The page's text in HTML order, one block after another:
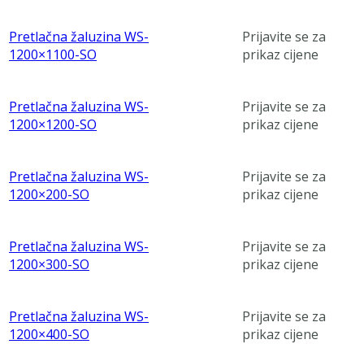
Pretlačna žaluzina WS-
1200×1100-SO
Prijavite se za
prikaz cijene
Pretlačna žaluzina WS-
1200×1200-SO
Prijavite se za
prikaz cijene
Pretlačna žaluzina WS-
1200×200-SO
Prijavite se za
prikaz cijene
Pretlačna žaluzina WS-
1200×300-SO
Prijavite se za
prikaz cijene
Pretlačna žaluzina WS-
1200×400-SO
Prijavite se za
prikaz cijene